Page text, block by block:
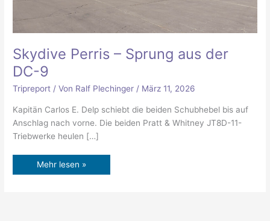
Skydive Perris – Sprung aus der
DC-9
Tripreport / Von Ralf Plechinger / März 11, 2026
Kapitän Carlos E. Delp schiebt die beiden Schubhebel bis auf
Anschlag nach vorne. Die beiden Pratt & Whitney JT8D-11-
Triebwerke heulen […]
Mehr lesen »